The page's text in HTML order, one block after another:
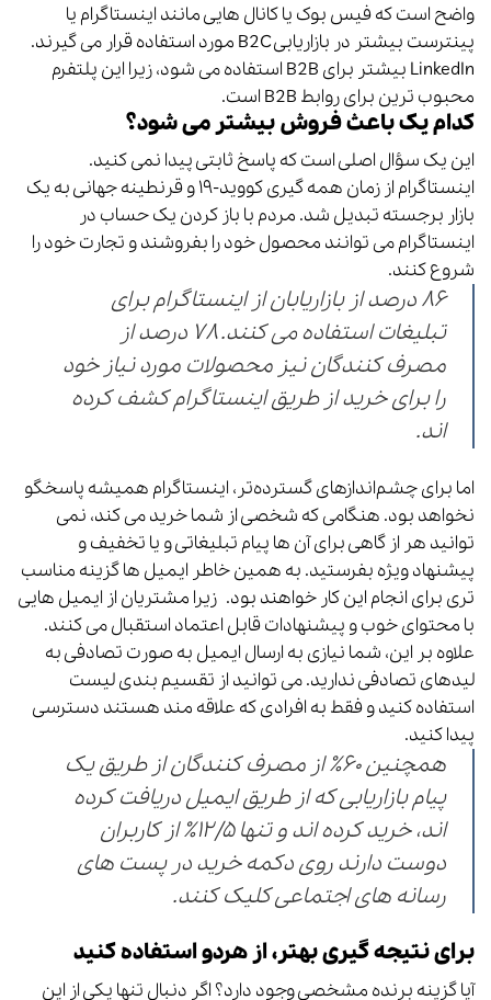
واضح است که فیس بوک یا کانال هایی مانند اینستاگرام یا
پینترست بیشتر در بازاریابی B2C مورد استفاده قرار می گیرند.
LinkedIn بیشتر برای B2B استفاده می شود، زیرا این پلتفرم
محبوب ترین برای روابط B2B است.
کدام یک باعث فروش بیشتر می شود؟
این یک سؤال اصلی است که پاسخ ثابتی پیدا نمی کنید.
اینستاگرام از زمان همه گیری کووید-۱۹ و قرنطینه جهانی به یک
بازار برجسته تبدیل شد. مردم با باز کردن یک حساب در
اینستاگرام می توانند محصول خود را بفروشند و تجارت خود را
شروع کنند.
۸۶ درصد از بازاریابان از اینستاگرام برای
تبلیغات استفاده می کنند. ۷۸ درصد از
مصرف کنندگان نیز محصولات مورد نیاز خود
را برای خرید از طریق اینستاگرام کشف کرده
اند.
اما برای چشم‌اندازهای گسترده‌تر، اینستاگرام همیشه پاسخگو
نخواهد بود. هنگامی که شخصی از شما خرید می کند، نمی
توانید هر از گاهی برای آن ها پیام تبلیغاتی و یا تخفیف و
پیشنهاد ویژه بفرستید. به همین خاطر ایمیل ها گزینه مناسب
تری برای انجام این کار خواهند بود. زیرا مشتریان از ایمیل هایی
با محتوای خوب و پیشنهادات قابل اعتماد استقبال می کنند.
علاوه بر این، شما نیازی به ارسال ایمیل به صورت تصادفی به
لیدهای تصادفی ندارید. می توانید از تقسیم بندی لیست
استفاده کنید و فقط به افرادی که علاقه مند هستند دسترسی
پیدا کنید.
همچنین ۶۰٪ از مصرف کنندگان از طریق یک
پیام بازاریابی که از طریق ایمیل دریافت کرده
اند، خرید کرده اند و تنها ۱۲/۵٪ از کاربران
دوست دارند روی دکمه خرید در پست های
رسانه های اجتماعی کلیک کنند.
برای نتیجه گیری بهتر، از هردو استفاده کنید
آیا گزینه برنده مشخصی وجود دارد؟ اگر دنبال تنها یکی از این